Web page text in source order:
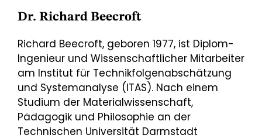
Dr. Richard Beecroft
Richard Beecroft, geboren 1977, ist Diplom-
Ingenieur und Wissenschaftlicher Mitarbeiter
am Institut für Technikfolgenabschätzung
und Systemanalyse (ITAS). Nach einem
Studium der Materialwissenschaft,
Pädagogik und Philosophie an der
Technischen Universität Darmstadt